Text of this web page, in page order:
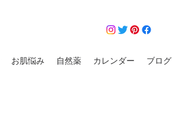
お肌悩み 自然薬 カレンダー ブログ